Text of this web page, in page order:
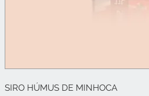
SIRO HÚMUS DE MINHOCA